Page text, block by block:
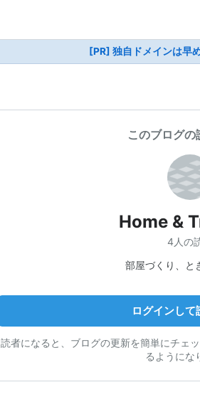
[PR] 独自ドメインは早
このブログの
Home &
4人の
部屋づくり、と
ログインして
読者になると、ブログの更新を簡単にチェ
るようにな